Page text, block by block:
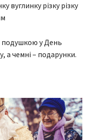
вуглинку різку різку
подушкою у День
а чемні – подарунки.